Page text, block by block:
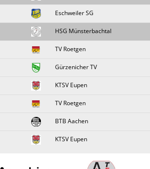
Eschweiler SG
HSG Münsterbachtal
TV Roetgen
Gürzenicher TV
KTSV Eupen
TV Roetgen
BTB Aachen
KTSV Eupen